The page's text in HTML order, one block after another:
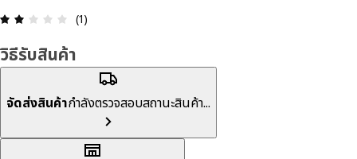
ความคิดเห็น: 2 จาก 5 ดาว รีวิวทั้งหมด: 1
(1)
วิธีรับสินค้า
จัดส่งสินค้ากำลังตรวจสอบสถานะสินค้า...